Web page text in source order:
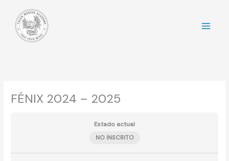
contenido
FÉNIX 2024 – 2025
Estado actual
NO INSCRITO